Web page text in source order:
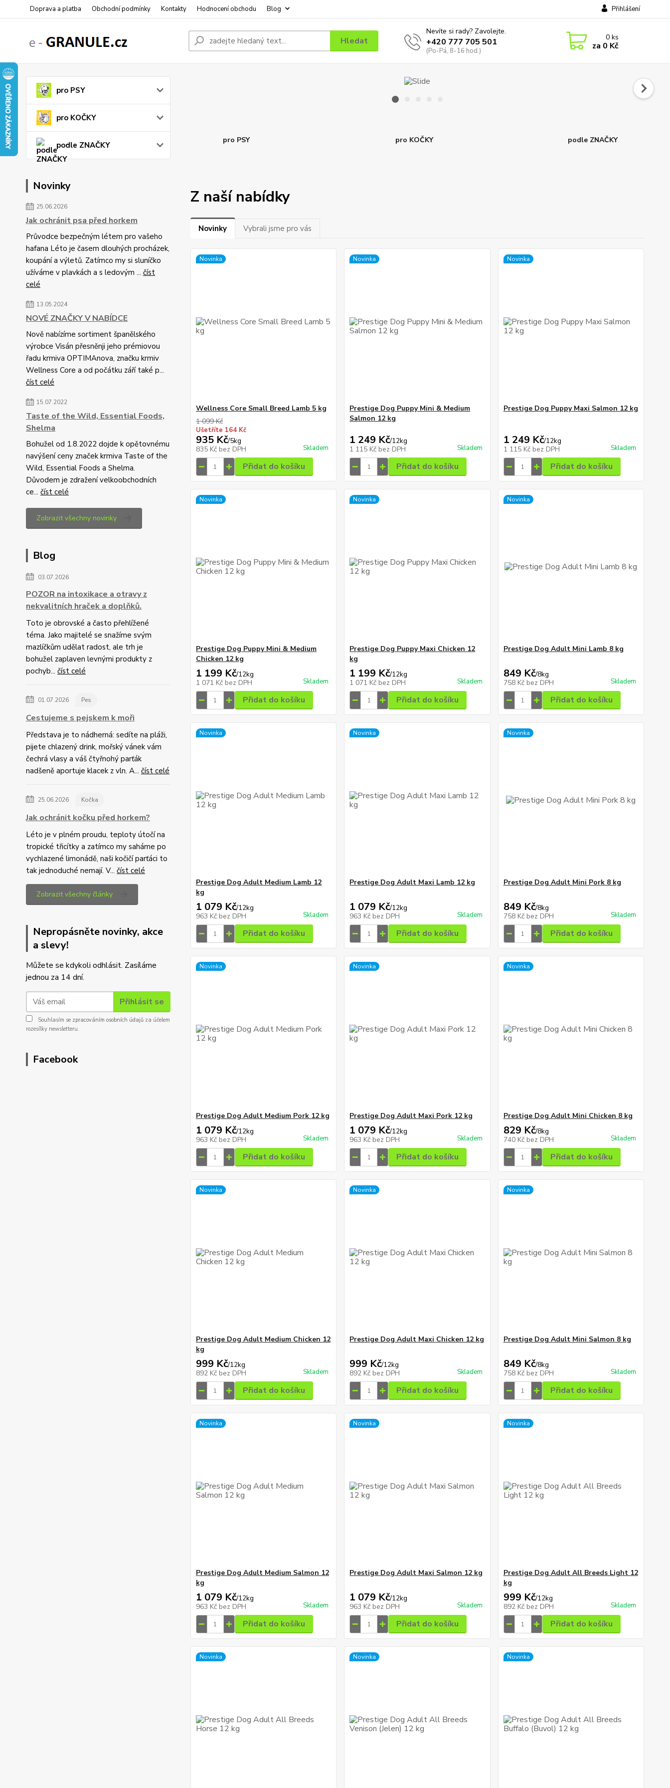
Doprava a platba Obchodní podmínky Kontakty Hodnocení obchodu Blog Přihlášení
Hledat
Nevíte si rady? Zavolejte.
+420 777 705 501
(Po-Pá, 8-16 hod.)
0ks
za 0 Kč
pro PSY
pro KOČKY
podle ZNAČKY
Novinky
25.06.2026
Jak ochránit psa před horkem
Průvodce bezpečným létem pro vašeho
hafana Léto je časem dlouhých procházek,
koupání a výletů. Zatímco my si sluníčko
užíváme v plavkách a s ledovým ... číst
celé
13.05.2024
NOVÉ ZNAČKY V NABÍDCE
Nově nabízíme sortiment španělského
výrobce Visán přesněnji jeho prémiovou
řadu krmiva OPTIMAnova, značku krmiv
Wellness Core a od počátku září také p...
číst celé
15.07.2022
Taste of the Wild, Essential Foods,
Shelma
Bohužel od 1.8.2022 dojde k opětovnému
navýšení ceny značek krmiva Taste of the
Wild, Essential Foods a Shelma.
Důvodem je zdražení velkoobchodních
ce... číst celé
Zobrazit všechny novinky
Blog
03.07.2026
POZOR na intoxikace a otravy z
nekvalitních hraček a doplňků.
Toto je obrovské a často přehlížené
téma. Jako majitelé se snažíme svým
mazlíčkům udělat radost, ale trh je
bohužel zaplaven levnými produkty z
pochyb... číst celé
01.07.2026 Pes
Cestujeme s pejskem k moři
Představa je to nádherná: sedíte na pláži,
pijete chlazený drink, mořský vánek vám
čechrá vlasy a váš čtyřnohý parťák
nadšeně aportuje klacek z vln. A... číst celé
25.06.2026 Kočka
Jak ochránit kočku před horkem?
Léto je v plném proudu, teploty útočí na
tropické třicítky a zatímco my saháme po
vychlazené limonádě, naši kočičí parťáci to
tak jednoduché nemají. V... číst celé
Zobrazit všechny články
Nepropásněte novinky, akce
a slevy!
Můžete se kdykoli odhlásit. Zasíláme
jednou za 14 dní.
Přihlásit se
Souhlasím se zpracováním osobních údajů za účelem
rozesílky newsletteru.
Facebook
pro PSY pro KOČKY podle ZNAČKY
Z naší nabídky
Novinky Vybrali jsme pro vás
Novinka
Wellness Core Small Breed Lamb 5 kg
1 099 Kč
Ušetříte 164 Kč
935 Kč/5kg
835 Kč bez DPH Skladem
Přidat do košíku
Novinka
Prestige Dog Puppy Mini & Medium
Salmon 12 kg
1 249 Kč/12kg
1 115 Kč bez DPH Skladem
Přidat do košíku
Novinka
Prestige Dog Puppy Maxi Salmon 12 kg
1 249 Kč/12kg
1 115 Kč bez DPH Skladem
Přidat do košíku
Novinka
Prestige Dog Puppy Mini & Medium
Chicken 12 kg
1 199 Kč/12kg
1 071 Kč bez DPH Skladem
Přidat do košíku
Novinka
Prestige Dog Puppy Maxi Chicken 12
kg
1 199 Kč/12kg
1 071 Kč bez DPH Skladem
Přidat do košíku
Novinka
Prestige Dog Adult Mini Lamb 8 kg
849 Kč/8kg
758 Kč bez DPH Skladem
Přidat do košíku
Novinka
Prestige Dog Adult Medium Lamb 12
kg
1 079 Kč/12kg
963 Kč bez DPH Skladem
Přidat do košíku
Novinka
Prestige Dog Adult Maxi Lamb 12 kg
1 079 Kč/12kg
963 Kč bez DPH Skladem
Přidat do košíku
Novinka
Prestige Dog Adult Mini Pork 8 kg
849 Kč/8kg
758 Kč bez DPH Skladem
Přidat do košíku
Novinka
Prestige Dog Adult Medium Pork 12 kg
1 079 Kč/12kg
963 Kč bez DPH Skladem
Přidat do košíku
Novinka
Prestige Dog Adult Maxi Pork 12 kg
1 079 Kč/12kg
963 Kč bez DPH Skladem
Přidat do košíku
Novinka
Prestige Dog Adult Mini Chicken 8 kg
829 Kč/8kg
740 Kč bez DPH Skladem
Přidat do košíku
Novinka
Prestige Dog Adult Medium Chicken 12
kg
999 Kč/12kg
892 Kč bez DPH Skladem
Přidat do košíku
Novinka
Prestige Dog Adult Maxi Chicken 12 kg
999 Kč/12kg
892 Kč bez DPH Skladem
Přidat do košíku
Novinka
Prestige Dog Adult Mini Salmon 8 kg
849 Kč/8kg
758 Kč bez DPH Skladem
Přidat do košíku
Novinka
Prestige Dog Adult Medium Salmon 12
kg
1 079 Kč/12kg
963 Kč bez DPH Skladem
Přidat do košíku
Novinka
Prestige Dog Adult Maxi Salmon 12 kg
1 079 Kč/12kg
963 Kč bez DPH Skladem
Přidat do košíku
Novinka
Prestige Dog Adult All Breeds Light 12
kg
999 Kč/12kg
892 Kč bez DPH Skladem
Přidat do košíku
Novinka Novinka Novinka